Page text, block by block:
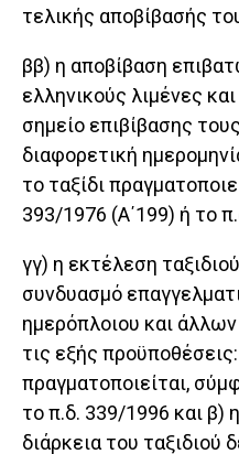
τελικής αποβίβασής
ββ) η αποβίβαση
ελληνικούς λιμένες
σημείο επιβίβασης
διαφορετική
το ταξίδι
393/1976 (Α΄199) ή το
γγ) η εκτέλεση
συνδυασμό
ημερόπλοιου και
τις εξής
πραγματοποιείται,
το π.δ. 339/1996 και β)
διάρκεια του ταξιδιού